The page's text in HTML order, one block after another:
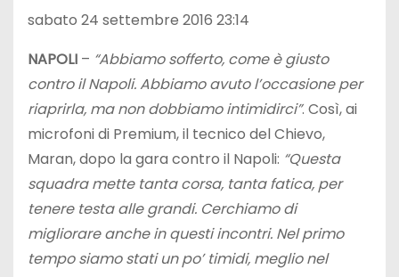
sabato 24 settembre 2016 23:14
NAPOLI – “Abbiamo sofferto, come è giusto
contro il Napoli. Abbiamo avuto l’occasione per
riaprirla, ma non dobbiamo intimidirci”. Così, ai
microfoni di Premium, il tecnico del Chievo,
Maran, dopo la gara contro il Napoli: “Questa
squadra mette tanta corsa, tanta fatica, per
tenere testa alle grandi. Cerchiamo di
migliorare anche in questi incontri. Nel primo
tempo siamo stati un po’ timidi, meglio nel